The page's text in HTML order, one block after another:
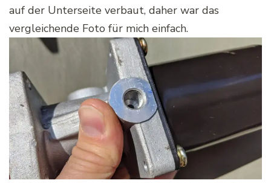
auf der Unterseite verbaut, daher war das
vergleichende Foto für mich einfach.